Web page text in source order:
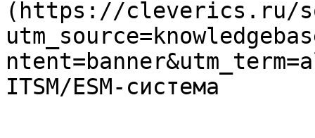
(https://cleverics.ru/
ITSM/ESM-система